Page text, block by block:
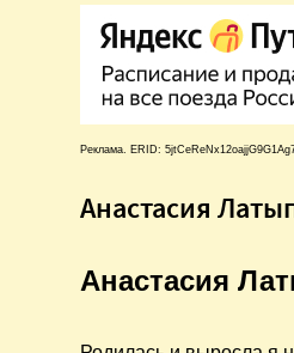
Реклама. ERID:
Анастасия
Анастасия